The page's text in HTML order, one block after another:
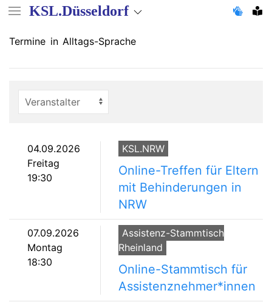
Direkt
Inhalt
KSL.Düsseldorf
Termine in Alltags-Sprache
04.09.2026
Freitag
19:30
KSL.NRW
Online-Treffen für Eltern
mit Behinderungen in
NRW
07.09.2026
Montag
18:30
Assistenz-Stammtisch
Rheinland
Online-Stammtisch für
Assistenznehmer*innen